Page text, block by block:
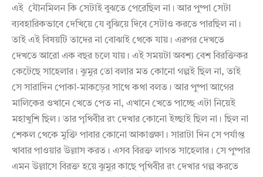
এই যৌনমিলন কি সেটাই বুঝতে পেরেছিল না। আর পুষ্পা সেটা
ব্যবহারিকভাবে দেখিয়ে যে বুঝিয়ে দিবে সেটাও করতে পারছিল না।
তাই এই বিষয়টি তাদের না বোঝাই থেকে যায়। এরপর দেখতে
দেখতে আরো এক বছর চলে যায়। এই সময়টা অবশ্য বেশ বিরক্তিকর
কেটেছে সাহেলার। ঝুমুর তো বলার মত কোনো গল্পই ছিল না, তাই
সে সারাদিন পোকা-মাকড়ের সাথে কথা বলত। আর পুষ্পা আগের
মালিকের ওখানে খেতে পেত না, এখানে খেতে পাচ্ছে এটা নিয়েই
মহাখুশি ছিল। তার পৃথিবীর রং দেখার কোনো ইচ্ছাই ছিল না। ছিল না
শেকল থেকে মুক্তি পাবার কোনো আকাঙ্ক্ষা। সারাটা দিন সে পর্যাপ্ত
খাবার পাওয়ার উল্লাস করত। এসব বিরক্ত লাগত সাহেলার। সে পুষ্পার
এমন উল্লাসে বিরক্ত হয়ে ঝুমুর কাছে পৃথিবীর রং দেখার গল্প করতে